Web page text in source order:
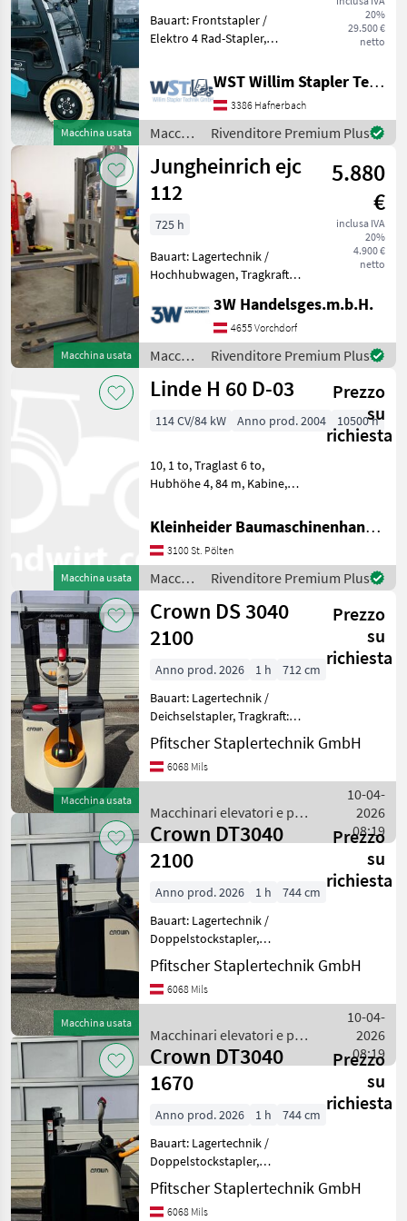
Macchina usata
20%
29.500 €
netto
Bauart: Frontstapler /
Elektro 4 Rad-Stapler,
2660mm, Gabellänge:
600Ah , Bereifung vorne:
Superel
WST Willim Stapler Technik GmbH
3386 Hafnerbach
Macchinari
elevatori
e per
magazzino
/ Baoli
Rivenditore Premium Plus
Macchina usata
Jungheinrich ejc
112
5.880
€
inclusa IVA
20%
4.900 €
netto
725 h
Bauart: Lagertechnik /
Hochhubwagen, Tragkraft:
Batterie: 24V , Transpallet
ad alto sollevamento,
Azionamento elettrico, :
Transpallet ad al
3W Handelsges.m.b.H.
4655 Vorchdorf
Macchinari
elevatori
e per
Rivenditore Premium Plus
Macchina usata
Linde H 60 D-03
Prezzo
su
richiesta
114 CV/84 kW Anno prod. 2004 10500 h
10, 1 to, Traglast 6 to,
Hubhöhe 4, 84 m, Kabine,
Sägewekseinsatz-sehr
gepflegt Macchinari
elevatori e per magazzino
Carrelli elevatori
Kleinheider Baumaschinenhandel GmbH.
3100 St. Pölten
Macchinari
elevatori
e per
magazzino
/ Linde
Rivenditore Premium Plus
Macchina usata
Crown DS 3040
2100
Prezzo
su
richiesta
Anno prod. 2026 1 h
712 cm
Bauart: Lagertechnik /
Deichselstapler, Tragkraft:
2000kg, Hubhöhe: 2100mm,
Bauhöhe: 1598mm,
Freihub: 240mm,
Batterie: PzS Bj. 2026 24V
250Ah Zus
Pfitscher Staplertechnik GmbH
6068 Mils
Macchinari elevatori e per
magazzino / Crown
10-04-
2026
08:19
Macchina usata
Crown DT3040
2100
Prezzo
su
richiesta
Anno prod. 2026 1 h
744 cm
Bauart: Lagertechnik /
Doppelstockstapler,
Tragkraft: 2000kg, Hubhöhe:
2100mm, Bauhöhe:
1430mm, Freihub: 150mm,
Batterie: PzS Bj. 2026 24V
375Ah
Pfitscher Staplertechnik GmbH
6068 Mils
Macchinari elevatori e per
magazzino / Crown
10-04-
2026
08:19
Crown DT3040
1670
Prezzo
su
richiesta
Anno prod. 2026 1 h
744 cm
Bauart: Lagertechnik /
Doppelstockstapler,
Tragkraft: 2000kg, Hubhöhe:
1670mm, Bauhöhe:
1270mm, Freihub: 150mm,
Pfitscher Staplertechnik GmbH
6068 Mils